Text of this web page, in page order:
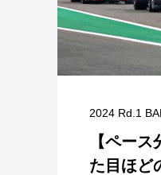
2024 Rd.1
【ペー
た目ほど